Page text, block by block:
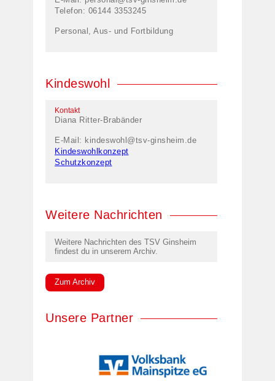
Telefon: 06144 3353245
Personal, Aus- und Fortbildung
Kindeswohl
Kontakt
Diana Ritter-Brabänder
E-Mail: kindeswohl@tsv-ginsheim.de
Kindeswohlkonzept
Schutzkonzept
Weitere Nachrichten
Weitere Nachrichten des TSV Ginsheim
findest du in unserem Archiv.
Zum Archiv
Unsere Partner